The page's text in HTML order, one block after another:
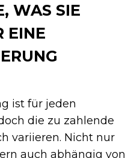
WAS SIE
EINE
ist für jeden
die zu zahlende
variieren. Nicht nur
auch abhängig von